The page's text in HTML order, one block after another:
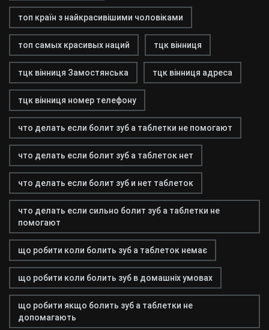
топ країн з найкрасивішими чоловіками
топ самых красивых наций тцк вінниця
тцк вінниця Замостянська тцк вінниця адреса
тцк вінниця номер телефону
что делать если болит зуб а таблетки не помогают
что делать если болит зуб а таблеток нет
что делать если болит зуб и нет таблеток
что делать если сильно болит зуб а таблетки не
помогают
що робити коли болить зуб а таблеток немає
що робити коли болить зуб в домашніх умовах
що робити якщо болить зуб а таблетки не
допомагають